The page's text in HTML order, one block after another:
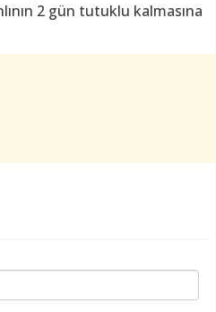
2 gün tutuklu kalmasına